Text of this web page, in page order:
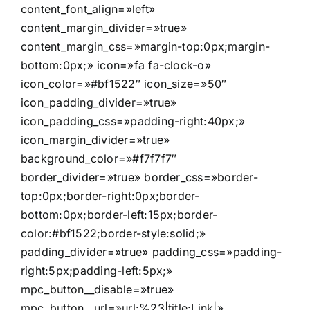
content_font_align=»left»
content_margin_divider=»true»
content_margin_css=»margin-top:0px;margin-
bottom:0px;» icon=»fa fa-clock-o»
icon_color=»#bf1522″ icon_size=»50″
icon_padding_divider=»true»
icon_padding_css=»padding-right:40px;»
icon_margin_divider=»true»
background_color=»#f7f7f7″
border_divider=»true» border_css=»border-
top:0px;border-right:0px;border-
bottom:0px;border-left:15px;border-
color:#bf1522;border-style:solid;»
padding_divider=»true» padding_css=»padding-
right:5px;padding-left:5px;»
mpc_button__disable=»true»